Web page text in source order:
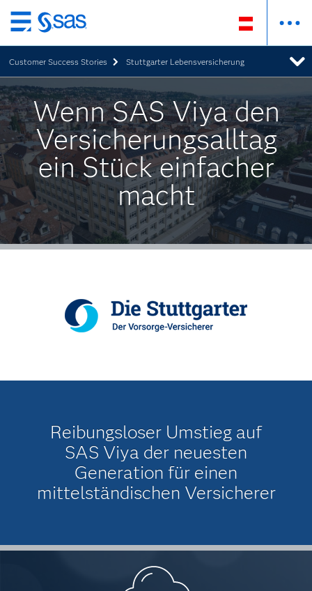
Zurück
zum
Hauptinhalt
Customer Success Stories Stuttgarter Lebensversicherung
Wenn SAS Viya den
Versicherungsalltag
ein Stück einfacher
macht
Reibungsloser Umstieg auf
SAS Viya der neuesten
Generation für einen
mittelständischen Versicherer